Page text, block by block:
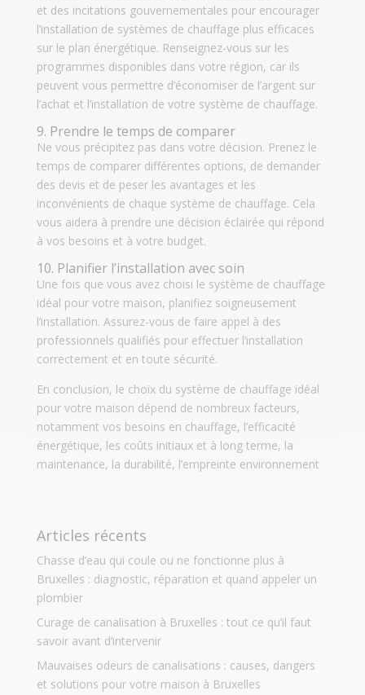
et des incitations gouvernementales pour encourager
l’installation de systèmes de chauffage plus efficaces
sur le plan énergétique. Renseignez-vous sur les
programmes disponibles dans votre région, car ils
peuvent vous permettre d’économiser de l’argent sur
l’achat et l’installation de votre système de chauffage.
9. Prendre le temps de comparer
Ne vous précipitez pas dans votre décision. Prenez le
temps de comparer différentes options, de demander
des devis et de peser les avantages et les
inconvénients de chaque système de chauffage. Cela
vous aidera à prendre une décision éclairée qui répond
à vos besoins et à votre budget.
10. Planifier l’installation avec soin
Une fois que vous avez choisi le système de chauffage
idéal pour votre maison, planifiez soigneusement
l’installation. Assurez-vous de faire appel à des
professionnels qualifiés pour effectuer l’installation
correctement et en toute sécurité.
En conclusion, le choix du système de chauffage idéal
pour votre maison dépend de nombreux facteurs,
notamment vos besoins en chauffage, l’efficacité
énergétique, les coûts initiaux et à long terme, la
maintenance, la durabilité, l’empreinte environnement
Articles récents
Chasse d’eau qui coule ou ne fonctionne plus à
Bruxelles : diagnostic, réparation et quand appeler un
plombier
Curage de canalisation à Bruxelles : tout ce qu’il faut
savoir avant d’intervenir
Mauvaises odeurs de canalisations : causes, dangers
et solutions pour votre maison à Bruxelles